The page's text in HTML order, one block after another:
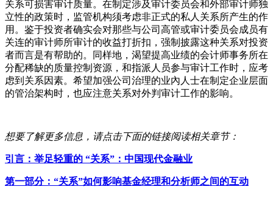
关系可损害审计质量。在制定涉及审计委员会和外部审计师独
立性的政策时，监管机构须考虑非正式的私人关系所产生的作
用。鉴于投资者确实会对那些与公司高管或审计委员会成员有
关连的审计师所审计的收益打折扣，强制披露这种关系对投资
者而言是有帮助的。同样地，渴望提高业绩的会计师事务所在
分配稀缺的质量控制资源，和指派人员参与审计工作时，应考
虑到关系因素。希望加强公司治理的业內人士在制定企业层面
的管治架构时，也应注意关系对外判审计工作的影响。
想要了解更多信息，请点击下面的链接阅读相关章节：
引言： 举足轻重的 “关系”：中国现代金融业
第一部分：“关系”如何影响基金经理和分析师之间的互动